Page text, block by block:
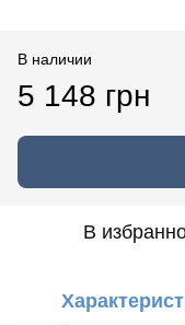
В наличии
5 148 грн
В